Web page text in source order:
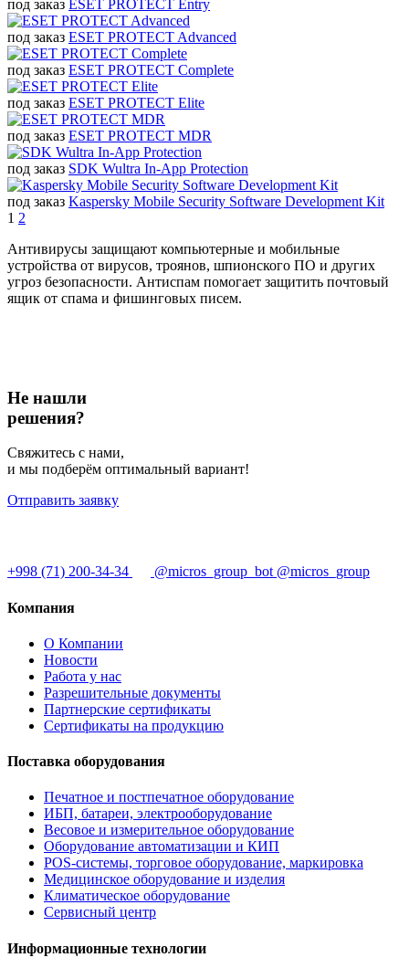
под заказ ESET PROTECT Entry
под заказ ESET PROTECT Advanced
под заказ ESET PROTECT Complete
под заказ ESET PROTECT Elite
под заказ ESET PROTECT MDR
под заказ SDK Wultra In-App Protection
под заказ Kaspersky Mobile Security Software Development Kit
1 2
Антивирусы защищают компьютерные и мобильные
устройства от вирусов, троянов, шпионского ПО и других
угроз безопасности. Антиспам помогает защитить почтовый
ящик от спама и фишинговых писем.
Не нашли
решения?
Свяжитесь с нами,
и мы подберём оптимальный вариант!
Отправить заявку
+998 (71) 200-34-34 @micros_group_bot @micros_group
Компания
О Компании
Новости
Работа у нас
Разрешительные документы
Партнерские сертификаты
Сертификаты на продукцию
Поставка оборудования
Печатное и постпечатное оборудование
ИБП, батареи, электрооборудование
Весовое и измерительное оборудование
Оборудование автоматизации и КИП
POS-системы, торговое оборудование, маркировка
Медицинское оборудование и изделия
Климатическое оборудование
Сервисный центр
Информационные технологии